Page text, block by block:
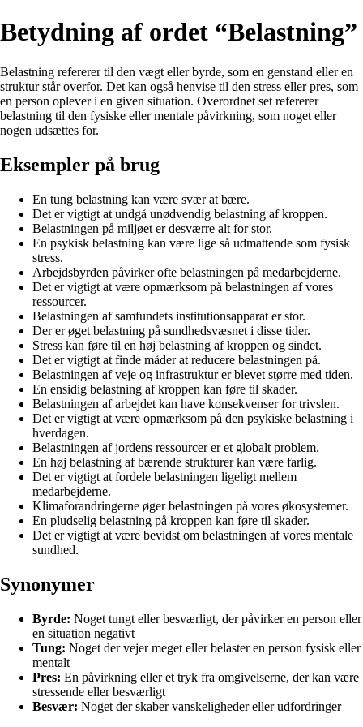
Betydning af ordet “Belastning”
Belastning refererer til den vægt eller byrde, som en genstand eller en
struktur står overfor. Det kan også henvise til den stress eller pres, som
en person oplever i en given situation. Overordnet set refererer
belastning til den fysiske eller mentale påvirkning, som noget eller
nogen udsættes for.
Eksempler på brug
En tung belastning kan være svær at bære.
Det er vigtigt at undgå unødvendig belastning af kroppen.
Belastningen på miljøet er desværre alt for stor.
En psykisk belastning kan være lige så udmattende som fysisk
stress.
Arbejdsbyrden påvirker ofte belastningen på medarbejderne.
Det er vigtigt at være opmærksom på belastningen af vores
ressourcer.
Belastningen af samfundets institutionsapparat er stor.
Der er øget belastning på sundhedsvæsnet i disse tider.
Stress kan føre til en høj belastning af kroppen og sindet.
Det er vigtigt at finde måder at reducere belastningen på.
Belastningen af veje og infrastruktur er blevet større med tiden.
En ensidig belastning af kroppen kan føre til skader.
Belastningen af arbejdet kan have konsekvenser for trivslen.
Det er vigtigt at være opmærksom på den psykiske belastning i
hverdagen.
Belastningen af jordens ressourcer er et globalt problem.
En høj belastning af bærende strukturer kan være farlig.
Det er vigtigt at fordele belastningen ligeligt mellem
medarbejderne.
Klimaforandringerne øger belastningen på vores økosystemer.
En pludselig belastning på kroppen kan føre til skader.
Det er vigtigt at være bevidst om belastningen af vores mentale
sundhed.
Synonymer
Byrde: Noget tungt eller besværligt, der påvirker en person eller
en situation negativt
Tung: Noget der vejer meget eller belaster en person fysisk eller
mentalt
Pres: En påvirkning eller et tryk fra omgivelserne, der kan være
stressende eller besværligt
Besvær: Noget der skaber vanskeligheder eller udfordringer